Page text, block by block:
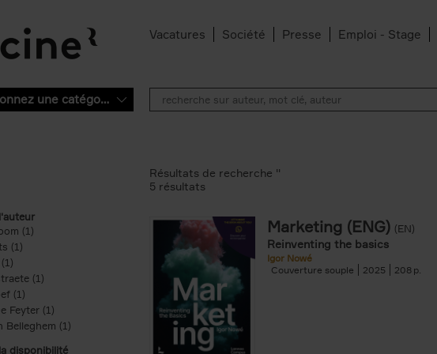
Vacatures Société Presse Emploi - Stage
Sélectionnez une catégorie
(1)
(1)
(1) Apply Isabel Verstraete filter
(1)
Feyter (1) Apply Jozefien De Feyter filter
Belleghem (1) Apply Steven Van Belleghem filter
disponibilité
Résultats de recherche ''
5 résultats
Marketing (ENG) (EN)
Reinventing the basics
Igor Nowé
Couverture souple
2025 208